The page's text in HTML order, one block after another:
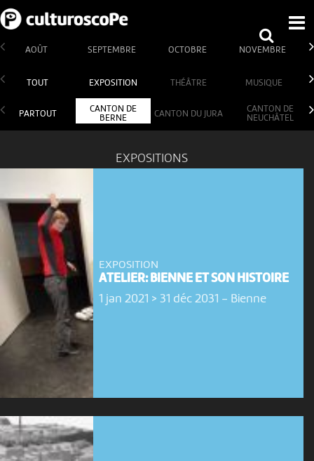
AOÛT SEPTEMBRE OCTOBRE NOVEMBRE
TOUT EXPOSITION THÉÂTRE MUSIQUE
PARTOUT
CANTON DE
BERNE
CANTON DU JURA
CANTON DE
NEUCHÂTEL
EXPOSITIONS
EXPOSITION
ATELIER: BIENNE ET SON HISTOIRE
1 jan 2021 > 31 déc 2031 - Bienne